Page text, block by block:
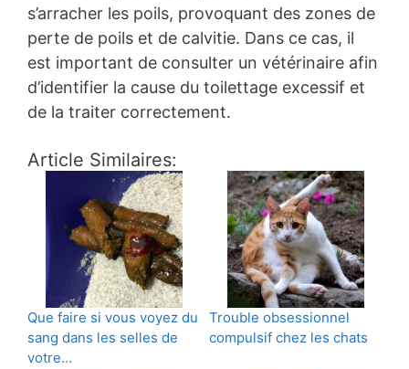
s’arracher les poils, provoquant des zones de
perte de poils et de calvitie. Dans ce cas, il
est important de consulter un vétérinaire afin
d’identifier la cause du toilettage excessif et
de la traiter correctement.
Article Similaires:
Que faire si vous voyez du
sang dans les selles de
votre…
Trouble obsessionnel
compulsif chez les chats